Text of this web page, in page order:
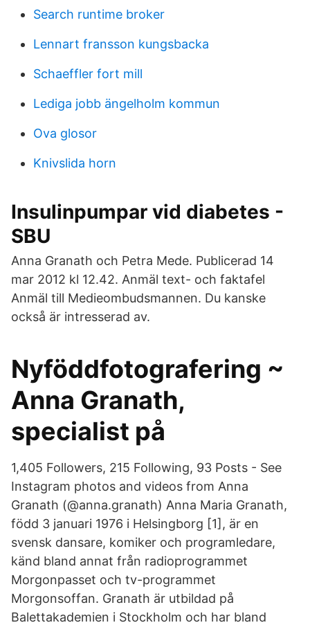
Search runtime broker
Lennart fransson kungsbacka
Schaeffler fort mill
Lediga jobb ängelholm kommun
Ova glosor
Knivslida horn
Insulinpumpar vid diabetes -
SBU
Anna Granath och Petra Mede. Publicerad 14
mar 2012 kl 12.42. Anmäl text- och faktafel
Anmäl till Medieombudsmannen. Du kanske
också är intresserad av.
Nyföddfotografering ~
Anna Granath,
specialist på
1,405 Followers, 215 Following, 93 Posts - See
Instagram photos and videos from Anna
Granath (@anna.granath) Anna Maria Granath,
född 3 januari 1976 i Helsingborg [1], är en
svensk dansare, komiker och programledare,
känd bland annat från radioprogrammet
Morgonpasset och tv-programmet
Morgonsoffan. Granath är utbildad på
Balettakademien i Stockholm och har bland